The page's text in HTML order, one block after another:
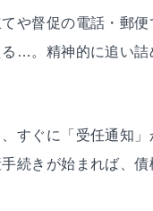
や督促の電話・郵
…。精神的に追い
すぐに「受任通知
続きが始まれば、